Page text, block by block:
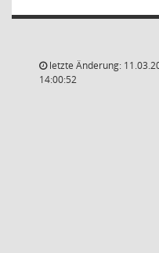
letzte Änderung:
14:00:52